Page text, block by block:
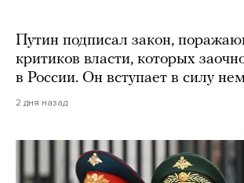
Путин подписал закон,
критиков власти, которых
в России. Он вступает в силу
2 дня назад